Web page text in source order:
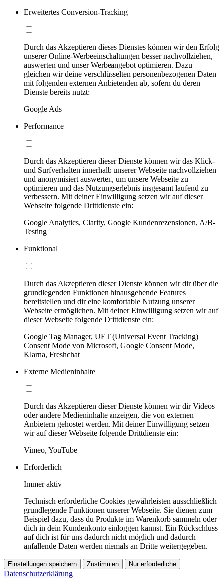
Erweitertes Conversion-Tracking
Durch das Akzeptieren dieses Dienstes können wir den Erfolg
unserer Online-Werbeeinschaltungen besser nachvollziehen,
auswerten und unser Werbeangebot optimieren. Dazu
gleichen wir deine verschlüsselten personenbezogenen Daten
mit folgenden externen Anbietenden ab, sofern du deren
Dienste bereits nutzt:
Google Ads
Performance
Durch das Akzeptieren dieser Dienste können wir das Klick-
und Surfverhalten innerhalb unserer Webseite nachvollziehen
und anonymisiert auswerten, um unsere Webseite zu
optimieren und das Nutzungserlebnis insgesamt laufend zu
verbessern. Mit deiner Einwilligung setzen wir auf dieser
Webseite folgende Drittdienste ein:
Google Analytics, Clarity, Google Kundenrezensionen, A/B-
Testing
Funktional
Durch das Akzeptieren dieser Dienste können wir dir über die
grundlegenden Funktionen hinausgehende Features
bereitstellen und dir eine komfortable Nutzung unserer
Webseite ermöglichen. Mit deiner Einwilligung setzen wir auf
dieser Webseite folgende Drittdienste ein:
Google Tag Manager, UET (Universal Event Tracking)
Consent Mode von Microsoft, Google Consent Mode,
Klarna, Freshchat
Externe Medieninhalte
Durch das Akzeptieren dieser Dienste können wir dir Videos
oder andere Medieninhalte anzeigen, die von externen
Anbietern gehostet werden. Mit deiner Einwilligung setzen
wir auf dieser Webseite folgende Drittdienste ein:
Vimeo, YouTube
Erforderlich
Immer aktiv
Technisch erforderliche Cookies gewährleisten ausschließlich
grundlegende Funktionen unserer Webseite. Sie dienen zum
Beispiel dazu, dass du Produkte im Warenkorb sammeln oder
dich in dein Kundenkonto einloggen kannst. Ein Rückschluss
auf dich ist für uns dadurch nicht möglich und dadurch
anfallende Daten werden niemals an Dritte weitergegeben.
Einstellungen speichern Zustimmen Nur erforderliche
Datenschutzerklärung